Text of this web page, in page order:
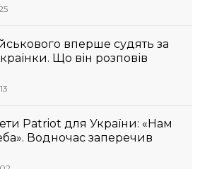
вперше судять за
Що він розповів
Patriot для України: «Нам
Водночас заперечив